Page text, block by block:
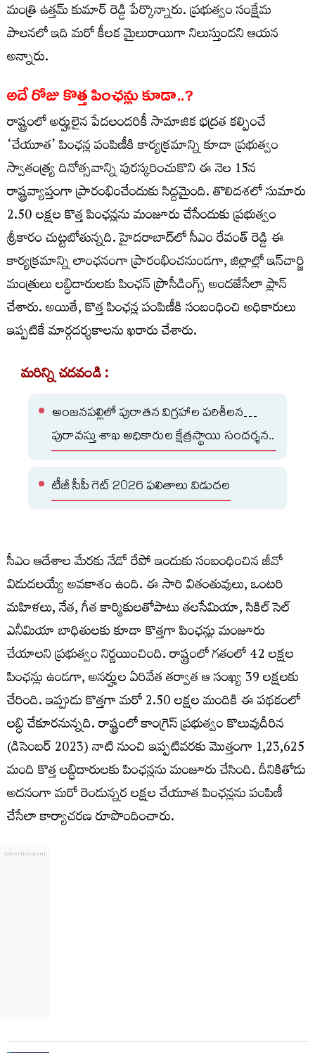
మంత్రి ఉత్తమ్ కుమార్ రెడ్డి పేర్కొన్నారు. ప్రభుత్వం సంక్షేమ
పాలనలో ఇది మరో కీలక మైలురాయిగా నిలుస్తుందని ఆయన
అన్నారు.
అదే రోజు కొత్త పింఛన్లు కూడా..?
రాష్ట్రంలో అర్హులైన పేదలందరికీ సామాజిక భద్రత కల్పించే
‘చేయూత’ పింఛన్ల పంపిణీకి కార్యక్రమాన్ని కూడా ప్రభుత్వం
స్వాతంత్ర్య దినోత్సవాన్ని పురస్కరించుకొని ఈ నెల 15న
రాష్ట్రవ్యాప్తంగా ప్రారంభించేందుకు సిద్దమైంది. తొలిదశలో సుమారు
2.50 లక్షల కొత్త పింఛన్లను మంజూరు చేసేందుకు ప్రభుత్వం
శ్రీకారం చుట్టబోతున్నది. హైదరాబాద్‌‌‌‌‌‌‌‌లో సీఎం రేవంత్ రెడ్డి ఈ
కార్యక్రమాన్ని లాంఛనంగా ప్రారంభించనుండగా, జిల్లాల్లో ఇన్‌‌‌‌‌‌‌‌చార్జి
మంత్రులు లబ్ధిదారులకు పింఛన్ ప్రొసీడింగ్స్ అందజేసేలా ప్లాన్
చేశారు. అయితే, కొత్త పింఛన్ల పంపిణీకి సంబంధించి అధికారులు
ఇప్పటికే మార్గదర్శకాలను ఖరారు చేశారు.
మరిన్ని చదవండి :
అంజనపల్లిలో పురాతన విగ్రహాల పరిశీలన…
పురావస్తు శాఖ అధికారుల క్షేత్రస్థాయి సందర్శన..
టీజీ సీపీ గెట్ 2026 ఫలితాలు విడుదల
సీఎం ఆదేశాల మేరకు నేడో రేపో ఇందుకు సంబంధించిన జీవో
విడుదలయ్యే అవకాశం ఉంది. ఈ సారి వితంతువులు, ఒంటరి
మహిళలు, నేత, గీత కార్మికులతోపాటు తలసేమియా, సికిల్ సెల్
ఎనీమియా బాధితులకు కూడా కొత్తగా పింఛన్లు మంజూరు
చేయాలని ప్రభుత్వం నిర్ణయించింది. రాష్ట్రంలో గతంలో 42 లక్షల
పింఛన్లు ఉండగా, అనర్హుల ఏరివేత తర్వాత ఆ సంఖ్య 39 లక్షలకు
చేరింది. ఇప్పుడు కొత్తగా మరో 2.50 లక్షల మందికి ఈ పథకంలో
లబ్ధి చేకూరనున్నది. రాష్ట్రంలో కాంగ్రెస్ ప్రభుత్వం కొలువుదీరిన
(డిసెంబర్ 2023) నాటి నుంచి ఇప్పటివరకు మొత్తంగా 1,23,625
మంది కొత్త లబ్ధిదారులకు పింఛన్లను మంజూరు చేసింది. దీనికితోడు
అదనంగా మరో రెండున్నర లక్షల చేయూత పింఛన్లను పంపిణీ
చేసేలా కార్యాచరణ రూపొందించారు.